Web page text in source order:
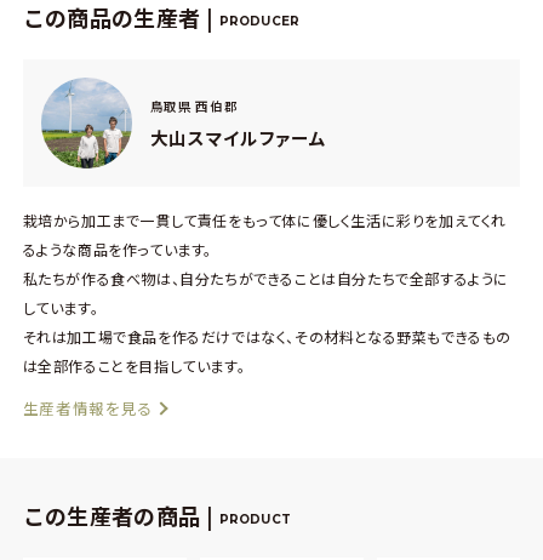
この商品の生産者 | PRODUCER
鳥取県 西伯郡
大山スマイルファーム
栽培から加工まで一貫して責任をもって体に優しく生活に彩りを加えてくれ
るような商品を作っています。
私たちが作る食べ物は、自分たちができることは自分たちで全部するように
しています。
それは加工場で食品を作るだけではなく、その材料となる野菜もできるもの
は全部作ることを目指しています。
生産者情報を見る
この生産者の商品 | PRODUCT